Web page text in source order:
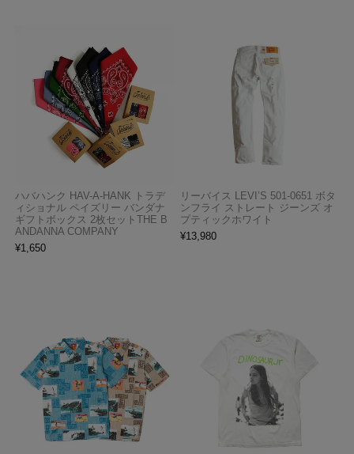
ハバハンク HAV-A-HANK トラデ
ィショナル ペイズリー バンダナ
ギフトボックス 2枚セットTHE B
ANDANNA COMPANY
¥1,650
リーバイス LEVI’S 501-0651 ボタ
ンフライ ストレート ジーンズ オ
プティックホワイト
¥13,980